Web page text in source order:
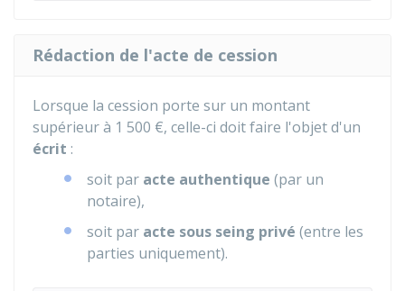
Rédaction de l'acte de cession
Lorsque la cession porte sur un montant
supérieur à 1 500 €, celle-ci doit faire l'objet d'un
écrit :
soit par acte authentique (par un
notaire),
soit par acte sous seing privé (entre les
parties uniquement).